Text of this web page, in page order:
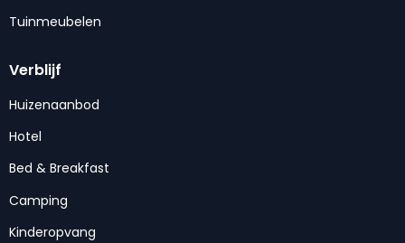
Tuinmeubelen
Verblijf
Huizenaanbod
Hotel
Bed & Breakfast
Camping
Kinderopvang